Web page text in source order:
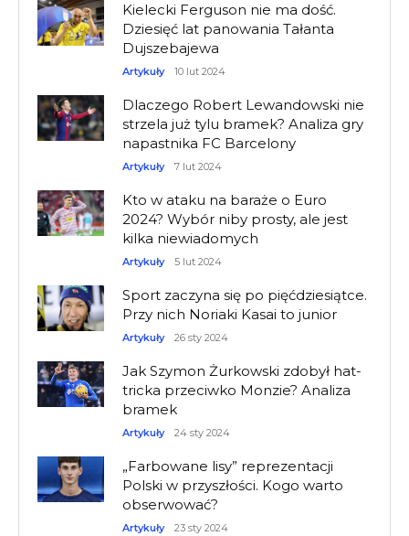
Kielecki Ferguson nie ma dość.
Dziesięć lat panowania Tałanta
Dujszebajewa
Artykuły 10 lut 2024
Dlaczego Robert Lewandowski nie
strzela już tylu bramek? Analiza gry
napastnika FC Barcelony
Artykuły 7 lut 2024
Kto w ataku na baraże o Euro
2024? Wybór niby prosty, ale jest
kilka niewiadomych
Artykuły 5 lut 2024
Sport zaczyna się po pięćdziesiątce.
Przy nich Noriaki Kasai to junior
Artykuły 26 sty 2024
Jak Szymon Żurkowski zdobył hat-
tricka przeciwko Monzie? Analiza
bramek
Artykuły 24 sty 2024
„Farbowane lisy” reprezentacji
Polski w przyszłości. Kogo warto
obserwować?
Artykuły 23 sty 2024